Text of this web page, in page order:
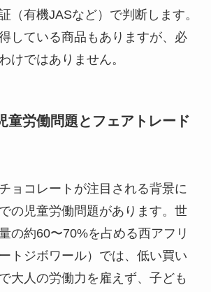
（有機JASなど）で判断します。
している商品もありますが、必
けではありません。
童労働問題とフェアトレード
ョコレートが注目される背景に
の児童労働問題があります。世
の約60〜70%を占める西アフリ
トジボワール）では、低い買い
大人の労働力を雇えず、子ども